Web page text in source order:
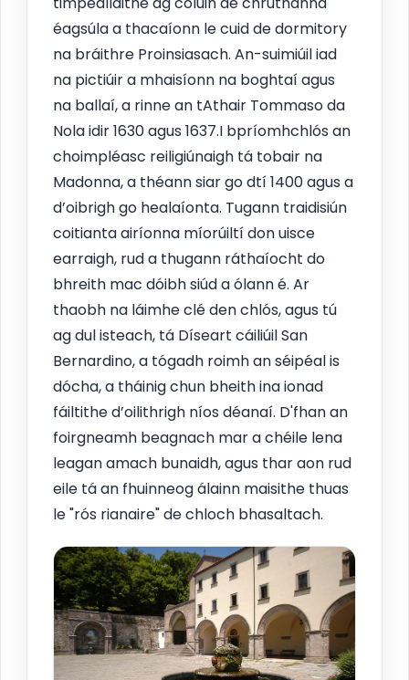
éagsúla a thacaíonn le cuid de dormitory
na bráithre Proinsiasach. An-suimiúil iad
na pictiúir a mhaisíonn na boghtaí agus
na ballaí, a rinne an tAthair Tommaso da
Nola idir 1630 agus 1637.I bpríomhchlós an
choimpléasc reiligiúnaigh tá tobair na
Madonna, a théann siar go dtí 1400 agus a
d’oibrigh go healaíonta. Tugann traidisiún
coitianta airíonna míorúiltí don uisce
earraigh, rud a thugann ráthaíocht do
bhreith mac dóibh siúd a ólann é. Ar
thaobh na láimhe clé den chlós, agus tú
ag dul isteach, tá Díseart cáiliúil San
Bernardino, a tógadh roimh an séipéal is
dócha, a tháinig chun bheith ina ionad
fáiltithe d’oilithrigh níos déanaí. D'fhan an
foirgneamh beagnach mar a chéile lena
leagan amach bunaidh, agus thar aon rud
eile tá an fhuinneog álainn maisithe thuas
le "rós rianaire" de chloch bhasaltach.